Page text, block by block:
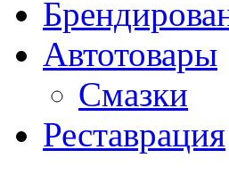
Автотовары
Смазки
Реставрация